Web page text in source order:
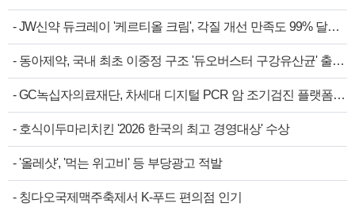
-JW신약 듀크레이 '케르티올 크림', 각질 개선 만족도 99% 달…
- 동아제약, 국내 최초 이중정 구조 '듀오버스터 구강유산균' 출…
-GC녹십자의료재단, 차세대 디지털 PCR 암 조기검진 플랫폼…
- 호식이두마리치킨 '2026 한국의 최고 경영대상' 수상
-'올레샷', '먹는 위고비' 등 부당광고 적발
- 칭다오국제맥주축제서 K-푸드 편의점 인기